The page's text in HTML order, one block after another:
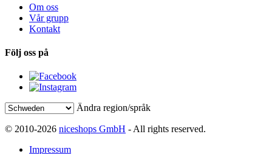
Om oss
Vår grupp
Kontakt
Följ oss på
Ändra region/språk
© 2010-2026 niceshops GmbH - All rights reserved.
Impressum